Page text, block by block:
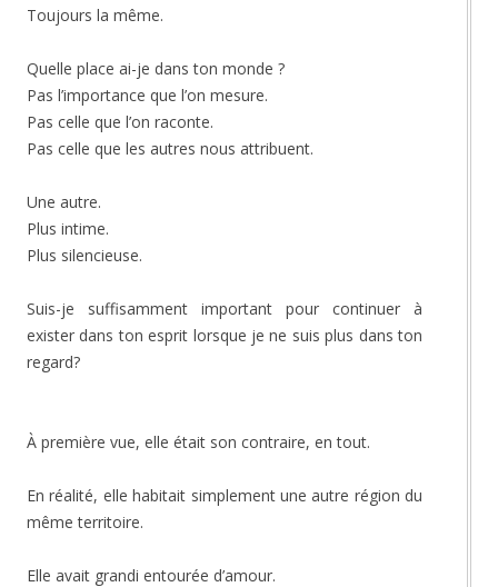
Toujours la même.
Quelle place ai-je dans ton monde ?
Pas l’importance que l’on mesure.
Pas celle que l’on raconte.
Pas celle que les autres nous attribuent.
Une autre.
Plus intime.
Plus silencieuse.
Suis-je suffisamment important pour continuer à
exister dans ton esprit lorsque je ne suis plus dans ton
regard?
À première vue, elle était son contraire, en tout.
En réalité, elle habitait simplement une autre région du
même territoire.
Elle avait grandi entourée d’amour.